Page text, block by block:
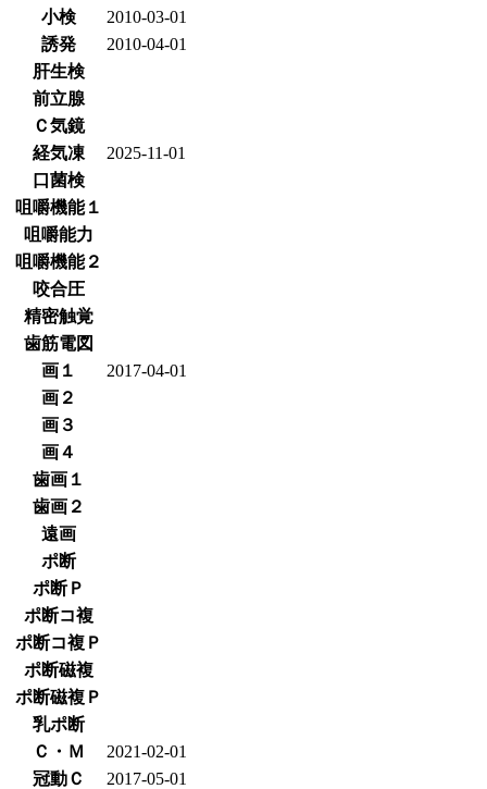
小検
2010-03-01
誘発
2010-04-01
肝生検
前立腺
Ｃ気鏡
経気凍
2025-11-01
口菌検
咀嚼機能１
咀嚼能力
咀嚼機能２
咬合圧
精密触覚
歯筋電図
画１
2017-04-01
画２
画３
画４
歯画１
歯画２
遠画
ポ断
ポ断Ｐ
ポ断コ複
ポ断コ複Ｐ
ポ断磁複
ポ断磁複Ｐ
乳ポ断
Ｃ・Ｍ
2021-02-01
冠動Ｃ
2017-05-01